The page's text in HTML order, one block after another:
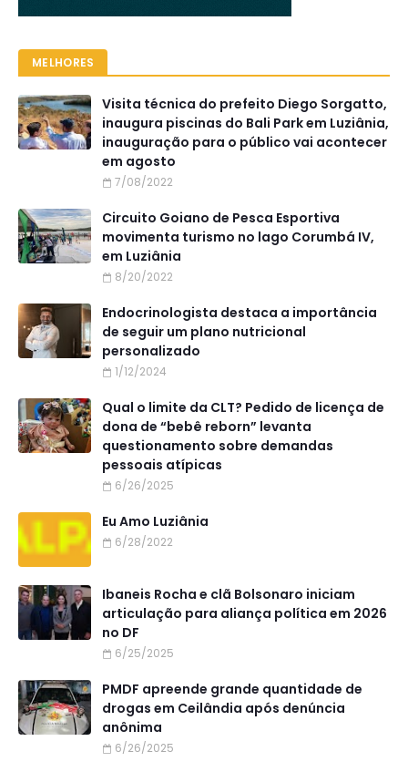
MELHORES
Visita técnica do prefeito Diego Sorgatto,
inaugura piscinas do Bali Park em Luziânia,
inauguração para o público vai acontecer
em agosto
7/08/2022
Circuito Goiano de Pesca Esportiva
movimenta turismo no lago Corumbá IV,
em Luziânia
8/20/2022
Endocrinologista destaca a importância
de seguir um plano nutricional
personalizado
1/12/2024
Qual o limite da CLT? Pedido de licença de
dona de “bebê reborn” levanta
questionamento sobre demandas
pessoais atípicas
6/26/2025
Eu Amo Luziânia
6/28/2022
Ibaneis Rocha e clã Bolsonaro iniciam
articulação para aliança política em 2026
no DF
6/25/2025
PMDF apreende grande quantidade de
drogas em Ceilândia após denúncia
anônima
6/26/2025